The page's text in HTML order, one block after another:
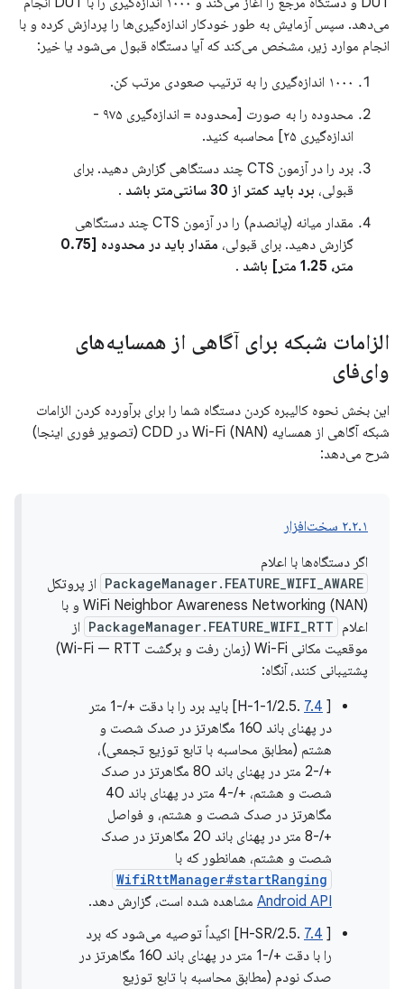
می‌دهد. سپس آزمایش به طور خودکار اندازه‌گیری‌ها را پردازش کرده و با
انجام موارد زیر، مشخص می‌کند که آیا دستگاه قبول می‌شود یا خیر:
۱۰۰۰ اندازه‌گیری را به ترتیب صعودی مرتب کن.
محدوده را به صورت [محدوده = اندازه‌گیری ۹۷۵ -
اندازه‌گیری ۲۵] محاسبه کنید.
برد را در آزمون CTS چند دستگاهی گزارش دهید. برای
قبولی، برد باید کمتر از 30 سانتی‌متر باشد
.
مقدار میانه (پانصدم) را در آزمون CTS چند دستگاهی
گزارش دهید. برای قبولی،
مقدار باید در محدوده [0.75
متر، 1.25 متر] باشد
.
الزامات شبکه برای آگاهی از همسایه‌های
وای‌فای
این بخش نحوه کالیبره کردن دستگاه شما را برای برآورده کردن الزامات
شبکه آگاهی از همسایه Wi-Fi (NAN) در CDD (تصویر فوری اینجا)
شرح می‌دهد:
۲.۲.۱ سخت‌افزار
اگر دستگاه‌ها با اعلام
PackageManager.FEATURE_WIFI_AWARE از پروتکل
WiFi Neighbor Awareness Networking (NAN) و با
اعلام PackageManager.FEATURE_WIFI_RTT از
موقعیت مکانی Wi-Fi (زمان رفت و برگشت Wi-Fi — RTT)
پشتیبانی کنند، آنگاه:
[
7.4
.2.5/H-1-1] باید برد را با دقت +/-1 متر
در پهنای باند 160 مگاهرتز در صدک شصت و
هشتم (مطابق محاسبه با تابع توزیع تجمعی)،
+/-2 متر در پهنای باند 80 مگاهرتز در صدک
شصت و هشتم، +/-4 متر در پهنای باند 40
مگاهرتز در صدک شصت و هشتم، و فواصل
+/-8 متر در پهنای باند 20 مگاهرتز در صدک
شصت و هشتم، همانطور که با
WifiRttManager#startRanging
Android API مشاهده شده است، گزارش دهد.
[
7.4
.2.5/H-SR] اکیداً توصیه می‌شود که برد
را با دقت +/-1 متر در پهنای باند 160 مگاهرتز در
صدک نودم (مطابق محاسبه با تابع توزیع